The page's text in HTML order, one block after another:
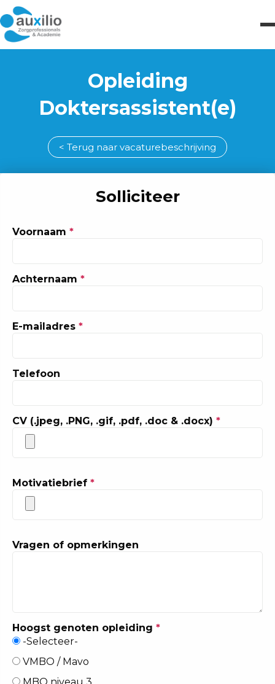
Opleiding
Doktersassistent(e)
< Terug naar vacaturebeschrijving
Solliciteer
Voornaam *
Achternaam *
E-mailadres *
Telefoon
CV (.jpeg, .PNG, .gif, .pdf, .doc & .docx) *
Motivatiebrief *
Vragen of opmerkingen
Hoogst genoten opleiding *
-Selecteer-
VMBO / Mavo